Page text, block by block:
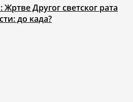
Другог светског рата
до када?